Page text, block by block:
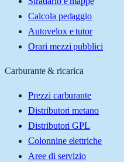
Calcola pedaggio
Autovelox e tutor
Orari mezzi pubblici
Carburante & ricarica
Prezzi carburante
Distributori metano
Distributori GPL
Colonnine elettriche
Aree di servizio